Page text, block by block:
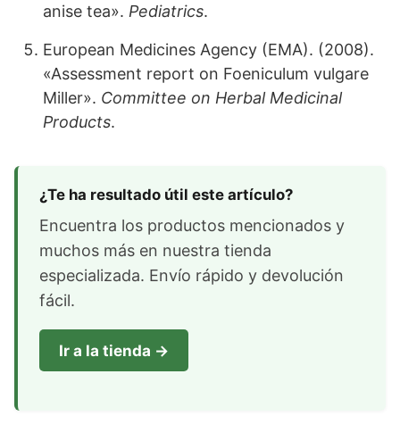
anise tea». Pediatrics.
European Medicines Agency (EMA). (2008).
«Assessment report on Foeniculum vulgare
Miller». Committee on Herbal Medicinal
Products.
¿Te ha resultado útil este artículo?
Encuentra los productos mencionados y
muchos más en nuestra tienda
especializada. Envío rápido y devolución
fácil.
Ir a la tienda →